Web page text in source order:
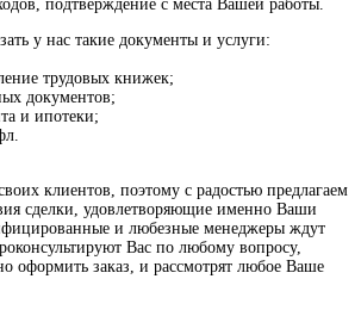
подтверждение с места Вашей работы.
у нас такие документы и услуги:
трудовых книжек;
документов;
и ипотеки;
клиентов, поэтому с радостью предлагаем
сделки, удовлетворяющие именно Ваши
и любезные менеджеры ждут
Вас по любому вопросу,
оформить заказ, и рассмотрят любое Ваше